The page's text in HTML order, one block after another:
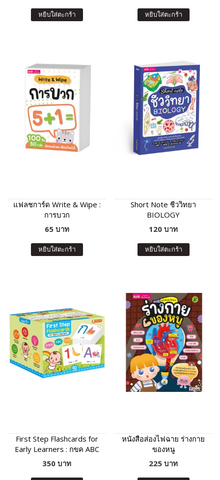
หยิบใส่ตะกร้า หยิบใส่ตะกร้า
แฟลชการ์ด Write & Wipe :
การบวก
65 บาท
หยิบใส่ตะกร้า
Short Note ชีววิทยา
BIOLOGY
120 บาท
หยิบใส่ตะกร้า
First Step Flashcards for
Early Learners : กขค ABC
123
350 บาท
หนังสือส่องไฟฉาย ร่างกาย
ของหนู
225 บาท